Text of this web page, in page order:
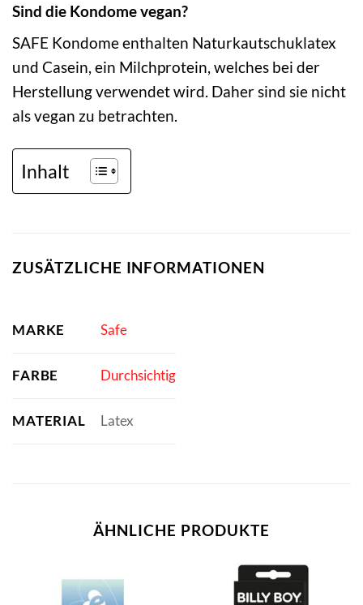
Sind die Kondome vegan?
SAFE Kondome enthalten Naturkautschuklatex
und Casein, ein Milchprotein, welches bei der
Herstellung verwendet wird. Daher sind sie nicht
als vegan zu betrachten.
Inhalt
ZUSÄTZLICHE INFORMATIONEN
MARKE Safe
FARBE Durchsichtig
MATERIAL Latex
ÄHNLICHE PRODUKTE